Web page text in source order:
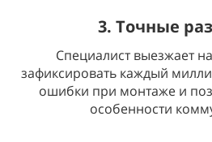
3. Точные
Специалист выезжает
зафиксировать каждый
ошибки при монтаже и
особенности